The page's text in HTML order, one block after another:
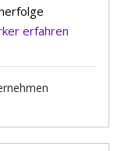
erfahren